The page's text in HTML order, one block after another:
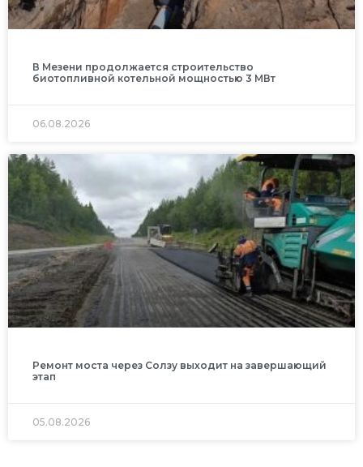
В Мезени продолжается строительство
биотопливной котельной мощностью 3 МВт
06.08.2026
Ремонт моста через Солзу выходит на завершающий
этап
05.08.2026